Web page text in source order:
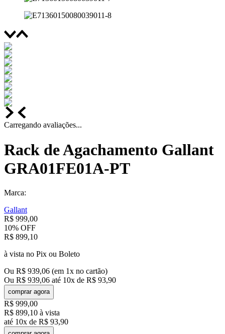
Carregando avaliações...
Rack de Agachamento Gallant
GRA01FE01A-PT
Marca:
Gallant
R$ 999,00
10% OFF
R$ 899,10
à vista no Pix ou Boleto
Ou R$ 939,06 (em 1x no cartão)
Ou R$ 939,06 até 10x de R$ 93,90
comprar agora
R$ 999,00
R$ 899,10 à vista
até 10x de R$ 93,90